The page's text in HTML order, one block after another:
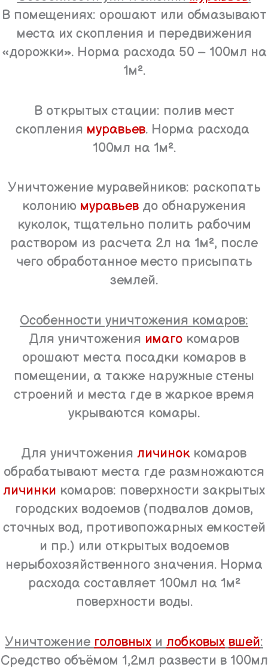
В помещениях: орошают или обмазывают
места их скопления и передвижения
«дорожки». Норма расхода 50 – 100мл на
1м².
В открытых стации: полив мест
скопления муравьев. Норма расхода
100мл на 1м².
Уничтожение муравейников: раскопать
колонию муравьев до обнаружения
куколок, тщательно полить рабочим
раствором из расчета 2л на 1м², после
чего обработанное место присыпать
землей.
Особенности уничтожения комаров:
Для уничтожения имагокомаров
орошают места посадки комаров в
помещении, а также наружные стены
строений и места где в жаркое время
укрываются комары.
Для уничтожения личинок комаров
обрабатывают места где размножаются
личинки комаров: поверхности закрытых
городских водоемов (подвалов домов,
сточных вод, противопожарных емкостей
и пр.) или открытых водоемов
нерыбохозяйственного значения. Норма
расхода составляет 100мл на 1м²
поверхности воды.
Уничтожение головных и лобковых вшей:
Средство объёмом 1,2мл развести в 100мл